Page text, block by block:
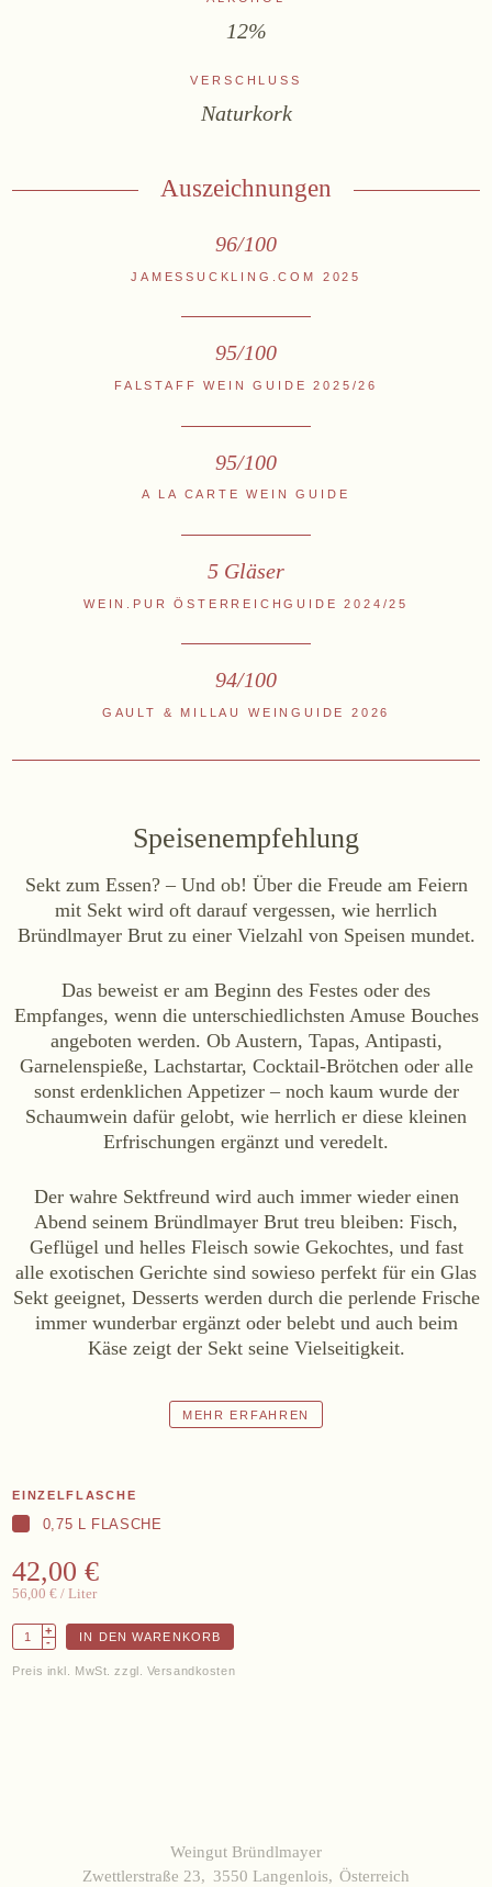
Bezugsquellen
ÜBER UNS
Aktuelles
Tagebuch
Presse
Kontakt
+43 2734 2172-0
weingut@bruendlmayer.at
12%
VERSCHLUSS
Naturkork
Auszeichnungen
96/100
JAMESSUCKLING.COM 2025
95/100
FALSTAFF WEIN GUIDE 2025/26
95/100
A LA CARTE WEIN GUIDE
5 Gläser
WEIN.PUR ÖSTERREICHGUIDE 2024/25
94/100
GAULT & MILLAU WEINGUIDE 2026
Speisenempfehlung
Sekt zum Essen? – Und ob! Über die Freude am Feiern
mit Sekt wird oft darauf vergessen, wie herrlich
Bründlmayer Brut zu einer Vielzahl von Speisen mundet.
Das beweist er am Beginn des Festes oder des
Empfanges, wenn die unterschiedlichsten Amuse Bouches
angeboten werden. Ob Austern, Tapas, Antipasti,
Garnelenspieße, Lachstartar, Cocktail-Brötchen oder alle
sonst erdenklichen Appetizer – noch kaum wurde der
Schaumwein dafür gelobt, wie herrlich er diese kleinen
Erfrischungen ergänzt und veredelt.
Der wahre Sektfreund wird auch immer wieder einen
Abend seinem Bründlmayer Brut treu bleiben: Fisch,
Geflügel und helles Fleisch sowie Gekochtes, und fast
alle exotischen Gerichte sind sowieso perfekt für ein Glas
Sekt geeignet, Desserts werden durch die perlende Frische
immer wunderbar ergänzt oder belebt und auch beim
Käse zeigt der Sekt seine Vielseitigkeit.
MEHR ERFAHREN
EINZELFLASCHE
0,75 L FLASCHE
42,00 €
56,00 € / Liter
+
-
IN DEN WARENKORB
Preis inkl. MwSt. zzgl. Versandkosten
Weingut Bründlmayer
Zwettlerstraße 23
3550 Langenlois Österreich